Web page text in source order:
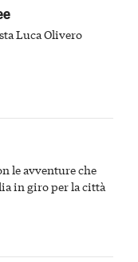
Luca Olivero
le avventure che
in giro per la città